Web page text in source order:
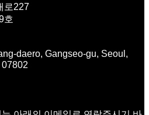
로227
호
daero, Gangseo-gu, Seoul,